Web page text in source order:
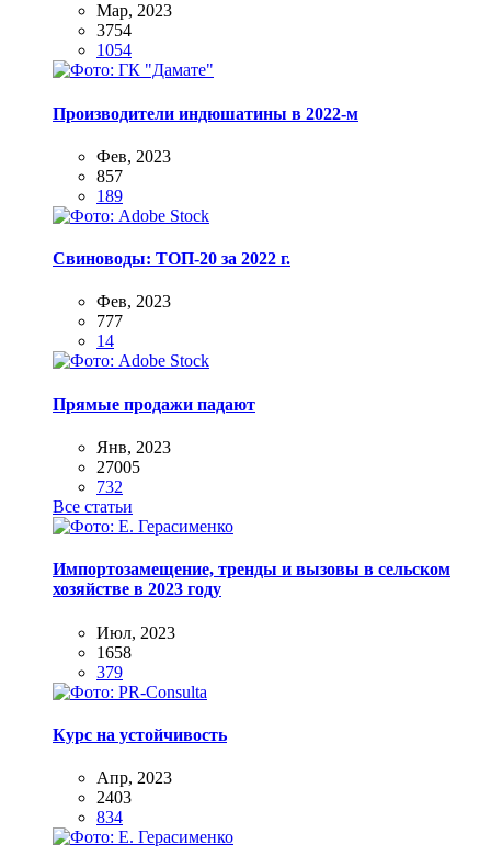
Мар, 2023
3754
1054
Производители индюшатины в 2022-м
Фев, 2023
857
189
Свиноводы: ТОП-20 за 2022 г.
Фев, 2023
777
14
Прямые продажи падают
Янв, 2023
27005
732
Все статьи
Импортозамещение, тренды и вызовы в сельском
хозяйстве в 2023 году
Июл, 2023
1658
379
Курс на устойчивость
Апр, 2023
2403
834